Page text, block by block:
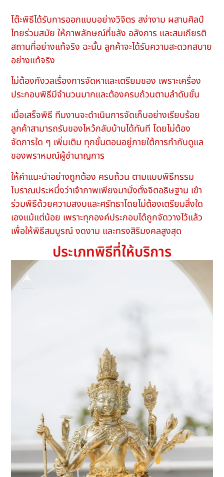
โต๊ะพิธีได้รับการออกแบบอย่างวิจิตร สง่างาม ผสานศิลป์
ไทยร่วมสมัย ให้ภาพลักษณ์ที่ขลัง อลังการ และสมเกียรติ
สถานที่อย่างแท้จริง ฉะนั้น ลูกค้าจะได้รับความสะดวกสบาย
อย่างแท้จริง
ไม่ต้องกังวลเรื่องการจัดหาและเตรียมของ เพราะเครื่อง
ประกอบพิธีมีจำนวนมากและต้องครบถ้วนตามลำดับขั้น
เมื่อเสร็จพิธี ทีมงานจะดำเนินการจัดเก็บอย่างเรียบร้อย
ลูกค้าสามารถรับของไหว้กลับบ้านได้ทันที โดยไม่ต้อง
จัดการใด ๆ เพิ่มเติม ทุกขั้นตอนอยู่ภายใต้การกำกับดูแล
ของพราหมณ์ผู้ชำนาญการ
ให้คำแนะนำอย่างถูกต้อง ครบถ้วน ตามแบบพิธีกรรม
โบราณประหนึ่งว่าเจ้าภาพเพียงมานั่งตั้งจิตอธิษฐาน เข้า
ร่วมพิธีด้วยความสงบและศรัทธาโดยไม่ต้องเตรียมสิ่งใด
เองแม้แต่น้อย เพราะทุกองค์ประกอบได้ถูกจัดวางไว้แล้ว
เพื่อให้พิธีสมบูรณ์ งดงาม และทรงสิริมงคลสูงสุด
ประเภทพิธีที่ให้บริการ